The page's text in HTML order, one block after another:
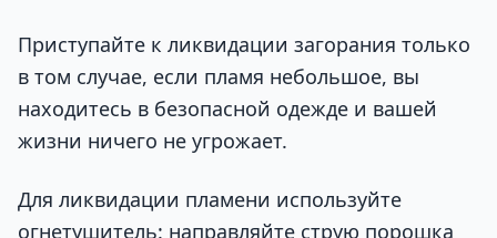
Приступайте к ликвидации загорания только
в том случае, если пламя небольшое, вы
находитесь в безопасной одежде и вашей
жизни ничего не угрожает.
Для ликвидации пламени используйте
огнетушитель: направляйте струю порошка